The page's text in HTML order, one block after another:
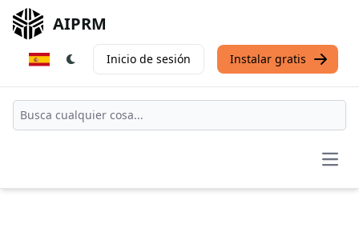
AIPRM
Inicio de sesión Instalar gratis